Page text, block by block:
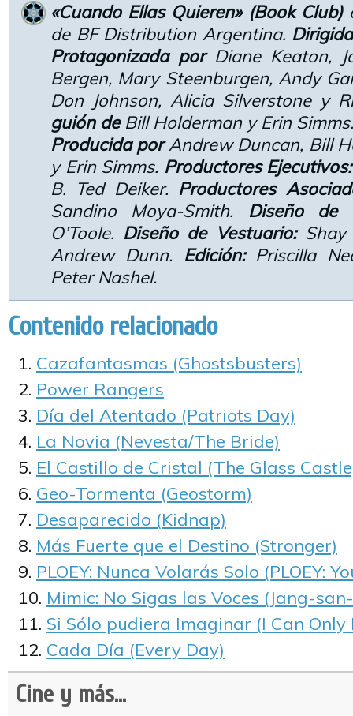
«Cuando Ellas Quieren» (Book Club)
de BF Distribution Argentina.
Protagonizada porDiane Keaton,
Bergen, Mary Steenburgen, Andy
Don Johnson, Alicia Silverstone y
guión deBill Holderman y Erin Simms.
Producida porAndrew Duncan, Bill
y Erin Simms. Productores Ejecutivos:
B. Ted Deiker. Productores
Sandino Moya-Smith. Diseño de
O’Toole. Diseño de Vestuario:Shay
Andrew Dunn. Edición:Priscilla
Peter Nashel.
Contenido relacionado
Cazafantasmas (Ghostsbusters)
Power Rangers
Día del Atentado (Patriots Day)
La Novia (Nevesta/The Bride)
El Castillo de Cristal (The Glass
Geo-Tormenta (Geostorm)
Desaparecido (Kidnap)
Más Fuerte que el Destino (Stronger)
PLOEY: Nunca Volarás Solo (PLOEY:
Mimic: No Sigas las Voces (Jang-
Si Sólo pudiera Imaginar (I Can Only
Cada Día (Every Day)
Cine y más...